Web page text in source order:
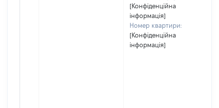
[Конфіденційна
інформація]
Номер квартири:
[Конфіденційна
інформація]